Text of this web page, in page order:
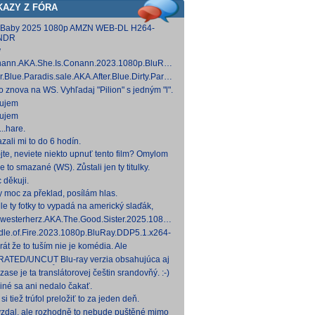
Z FÓRA
2025 1080p AMZN WEB-DL H264-
[14,53 GB]
[15,19 GB]
znova na WS. Vyhľadaj "Pilion" s jedným "l".
mi to do 6 hodín.
neviete niekto upnuť tento film? Omylom
ho vymazal a neviem ho nikde nájsť. Robil
na
to smazané (WS). Zůstali jen ty titulky.
děkuji.
moc za překlad, posílám hlas.
ty fotky to vypadá na americký slaďák,
opak je pravdou..... Kdysi jsem četl i
cinepth [5,88 GB] Nemecké
[18,74 GB]
že to tuším nie je komédia. Ale
sa môže konať. Možno príde aj
pes a tomu
UNCUT Blu-ray verzia obsahujúca aj
Skarsgårda, explicitnejšie zábery sexu
je ta translátorovej češtin srandovňý. :-)
sa ani nedalo čakať.
si tiež trúfol preložiť to za jeden deň.
ale rozhodně to nebude puštěné mimo